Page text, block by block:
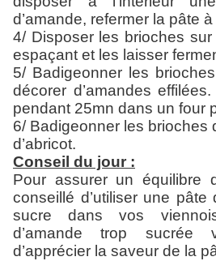
d’amande, refermer la pâte
4/ Disposer les brioches
espaçant et les laisser
5/ Badigeonner les
décorer d’amandes
pendant 25mn dans un four
6/ Badigeonner les brioches
d’abricot.
Conseil du jour :
Pour assurer un équilibre
conseillé d’utiliser une pâte
sucre dans vos
d’amande trop sucrée
d’apprécier la saveur de la